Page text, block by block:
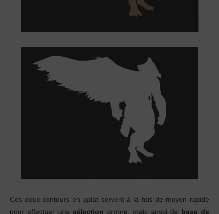
Ces deux contours en aplat servent à la fois de moyen rapide
pour effectuer une sélection propre, mais aussi de base de